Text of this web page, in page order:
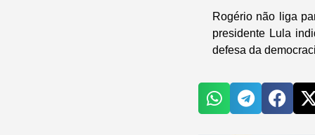
Rogério não liga
presidente Lula
defesa da